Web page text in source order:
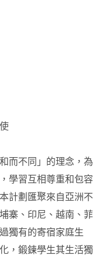
而不同」的理念，為
學習互相尊重和包容
計劃匯聚來自亞洲不
寨、印尼、越南、菲
獨有的寄宿家庭生
，鍛鍊學生其生活獨